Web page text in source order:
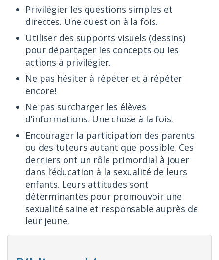
Privilégier les questions simples et
directes. Une question à la fois.
Utiliser des supports visuels (dessins)
pour départager les concepts ou les
actions à privilégier.
Ne pas hésiter à répéter et à répéter
encore!
Ne pas surcharger les élèves
d’informations. Une chose à la fois.
Encourager la participation des parents
ou des tuteurs autant que possible. Ces
derniers ont un rôle primordial à jouer
dans l’éducation à la sexualité de leurs
enfants. Leurs attitudes sont
déterminantes pour promouvoir une
sexualité saine et responsable auprès de
leur jeune.